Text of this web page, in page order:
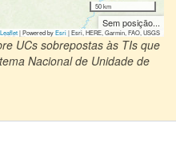
50 km
Sem posição...
Leaflet| Powered byEsri|Esri, HERE, Garmin, FAO, USGS
UCs sobrepostas às TIs que
Nacional de Unidade de